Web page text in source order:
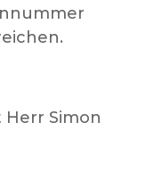
Herr Simon